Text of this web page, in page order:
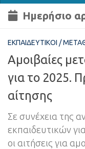
Ημερήσιο
ΕΚΠΑΙΔΕΥΤΙΚΟΊ /
Αμοιβαίες
για το 2025.
αίτησης
Σε συνέχεια της
εκπαιδευτικών
οι αιτήσεις για